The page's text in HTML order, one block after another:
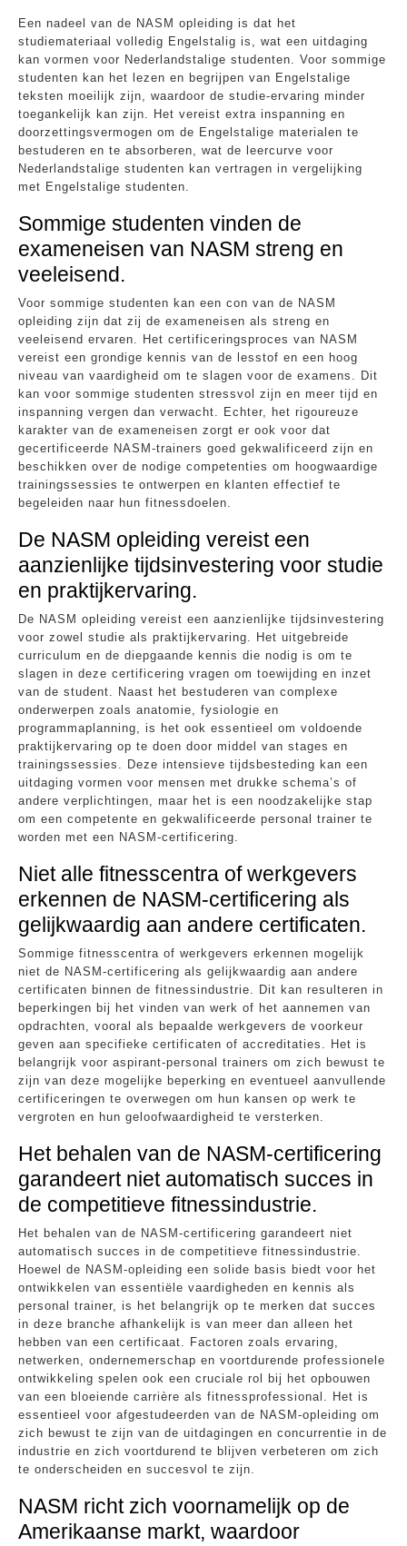
Een nadeel van de NASM opleiding is dat het
studiemateriaal volledig Engelstalig is, wat een uitdaging
kan vormen voor Nederlandstalige studenten. Voor sommige
studenten kan het lezen en begrijpen van Engelstalige
teksten moeilijk zijn, waardoor de studie-ervaring minder
toegankelijk kan zijn. Het vereist extra inspanning en
doorzettingsvermogen om de Engelstalige materialen te
bestuderen en te absorberen, wat de leercurve voor
Nederlandstalige studenten kan vertragen in vergelijking
met Engelstalige studenten.
Sommige studenten vinden de
exameneisen van NASM streng en
veeleisend.
Voor sommige studenten kan een con van de NASM
opleiding zijn dat zij de exameneisen als streng en
veeleisend ervaren. Het certificeringsproces van NASM
vereist een grondige kennis van de lesstof en een hoog
niveau van vaardigheid om te slagen voor de examens. Dit
kan voor sommige studenten stressvol zijn en meer tijd en
inspanning vergen dan verwacht. Echter, het rigoureuze
karakter van de exameneisen zorgt er ook voor dat
gecertificeerde NASM-trainers goed gekwalificeerd zijn en
beschikken over de nodige competenties om hoogwaardige
trainingssessies te ontwerpen en klanten effectief te
begeleiden naar hun fitnessdoelen.
De NASM opleiding vereist een
aanzienlijke tijdsinvestering voor studie
en praktijkervaring.
De NASM opleiding vereist een aanzienlijke tijdsinvestering
voor zowel studie als praktijkervaring. Het uitgebreide
curriculum en de diepgaande kennis die nodig is om te
slagen in deze certificering vragen om toewijding en inzet
van de student. Naast het bestuderen van complexe
onderwerpen zoals anatomie, fysiologie en
programmaplanning, is het ook essentieel om voldoende
praktijkervaring op te doen door middel van stages en
trainingssessies. Deze intensieve tijdsbesteding kan een
uitdaging vormen voor mensen met drukke schema’s of
andere verplichtingen, maar het is een noodzakelijke stap
om een competente en gekwalificeerde personal trainer te
worden met een NASM-certificering.
Niet alle fitnesscentra of werkgevers
erkennen de NASM-certificering als
gelijkwaardig aan andere certificaten.
Sommige fitnesscentra of werkgevers erkennen mogelijk
niet de NASM-certificering als gelijkwaardig aan andere
certificaten binnen de fitnessindustrie. Dit kan resulteren in
beperkingen bij het vinden van werk of het aannemen van
opdrachten, vooral als bepaalde werkgevers de voorkeur
geven aan specifieke certificaten of accreditaties. Het is
belangrijk voor aspirant-personal trainers om zich bewust te
zijn van deze mogelijke beperking en eventueel aanvullende
certificeringen te overwegen om hun kansen op werk te
vergroten en hun geloofwaardigheid te versterken.
Het behalen van de NASM-certificering
garandeert niet automatisch succes in
de competitieve fitnessindustrie.
Het behalen van de NASM-certificering garandeert niet
automatisch succes in de competitieve fitnessindustrie.
Hoewel de NASM-opleiding een solide basis biedt voor het
ontwikkelen van essentiële vaardigheden en kennis als
personal trainer, is het belangrijk op te merken dat succes
in deze branche afhankelijk is van meer dan alleen het
hebben van een certificaat. Factoren zoals ervaring,
netwerken, ondernemerschap en voortdurende professionele
ontwikkeling spelen ook een cruciale rol bij het opbouwen
van een bloeiende carrière als fitnessprofessional. Het is
essentieel voor afgestudeerden van de NASM-opleiding om
zich bewust te zijn van de uitdagingen en concurrentie in de
industrie en zich voortdurend te blijven verbeteren om zich
te onderscheiden en succesvol te zijn.
NASM richt zich voornamelijk op de
Amerikaanse markt, waardoor